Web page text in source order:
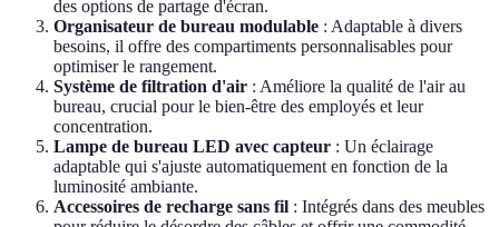
des options de partage d'écran.
Organisateur de bureau modulable : Adaptable à divers
besoins, il offre des compartiments personnalisables pour
optimiser le rangement.
Système de filtration d'air : Améliore la qualité de l'air au
bureau, crucial pour le bien-être des employés et leur
concentration.
Lampe de bureau LED avec capteur : Un éclairage
adaptable qui s'ajuste automatiquement en fonction de la
luminosité ambiante.
Accessoires de recharge sans fil : Intégrés dans des meubles